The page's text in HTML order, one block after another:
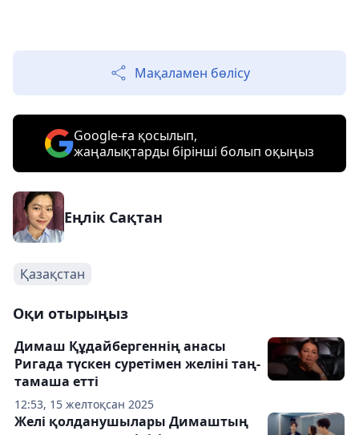
Мақаламен бөлісу
Google-ға қосылып,
жаңалықтарды бірінші болып оқыңыз
Еңлік Сақтан
Қазақстан
Оқи отырыңыз
12:53, 15 желтоқсан 2025
Димаш Құдайбергеннің анасы
Ригада түскен суретімен желіні таң-
тамаша етті
Желі қолданушылары Димаштың